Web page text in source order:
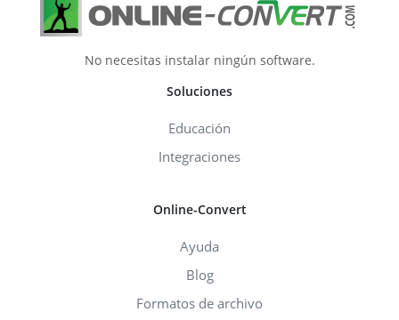
No necesitas instalar ningún software.
Soluciones
Educación
Integraciones
Online-Convert
Ayuda
Blog
Formatos de archivo